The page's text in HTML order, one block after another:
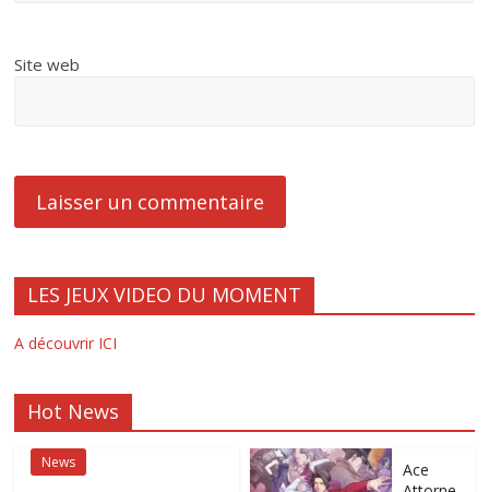
Site web
LES JEUX VIDEO DU MOMENT
A découvrir ICI
Hot News
News
Ace